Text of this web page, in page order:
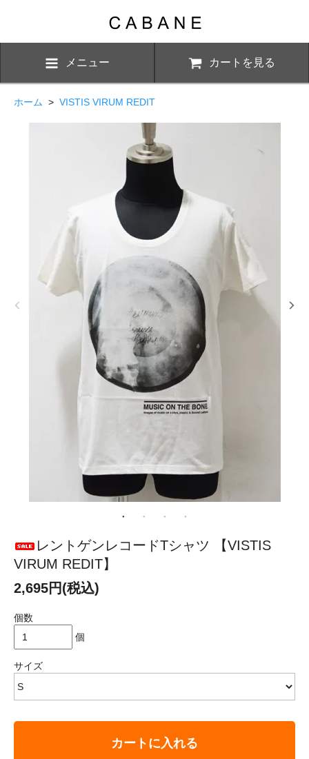
メニュー カートを見る
ホーム > VISTIS VIRUM REDIT
レントゲンレコードTシャツ 【VISTIS
VIRUM REDIT】
2,695円(税込)
個数
個
サイズ
カートに入れる